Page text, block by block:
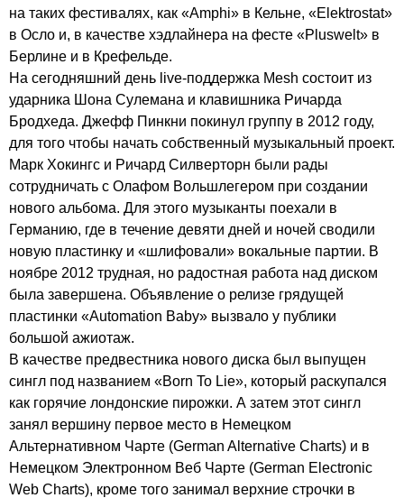
на таких фестивалях, как «Amphi» в Кельне, «Elektrostat»
в Осло и, в качестве хэдлайнера на фесте «Pluswelt» в
Берлине и в Крефельде.
На сегодняшний день live-поддержка Mesh состоит из
ударника Шона Сулемана и клавишника Ричарда
Бродхеда. Джефф Пинкни покинул группу в 2012 году,
для того чтобы начать собственный музыкальный проект.
Марк Хокингс и Ричард Силверторн были рады
сотрудничать с Олафом Вольшлегером при создании
нового альбома. Для этого музыканты поехали в
Германию, где в течение девяти дней и ночей сводили
новую пластинку и «шлифовали» вокальные партии. В
ноябре 2012 трудная, но радостная работа над диском
была завершена. Объявление о релизе грядущей
пластинки «Automation Baby» вызвало у публики
большой ажиотаж.
В качестве предвестника нового диска был выпущен
сингл под названием «Born To Lie», который раскупался
как горячие лондонские пирожки. А затем этот сингл
занял вершину первое место в Немецком
Альтернативном Чарте (German Alternative Charts) и в
Немецком Электронном Веб Чарте (German Electronic
Web Charts), кроме того занимал верхние строчки в